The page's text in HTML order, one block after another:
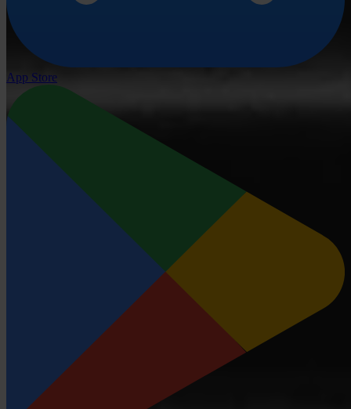
App Store